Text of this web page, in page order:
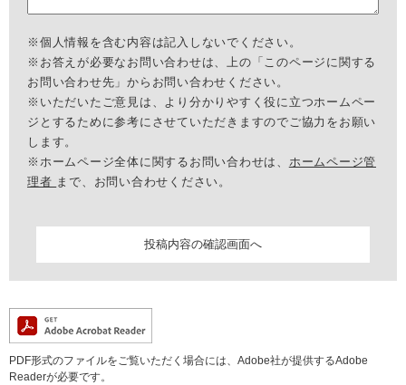
※個人情報を含む内容は記入しないでください。
※お答えが必要なお問い合わせは、上の「このページに関する
お問い合わせ先」からお問い合わせください。
※いただいたご意見は、より分かりやすく役に立つホームペー
ジとするために参考にさせていただきますのでご協力をお願い
します。
※ホームページ全体に関するお問い合わせは、 ホームページ管
理者 まで、お問い合わせください。
PDF形式のファイルをご覧いただく場合には、Adobe社が提供するAdobe
Readerが必要です。